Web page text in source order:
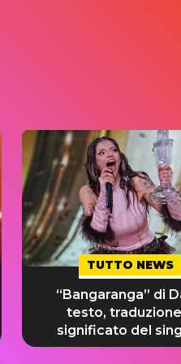
TUTTO NEWS
“Bangaranga” di
testo,
significato del